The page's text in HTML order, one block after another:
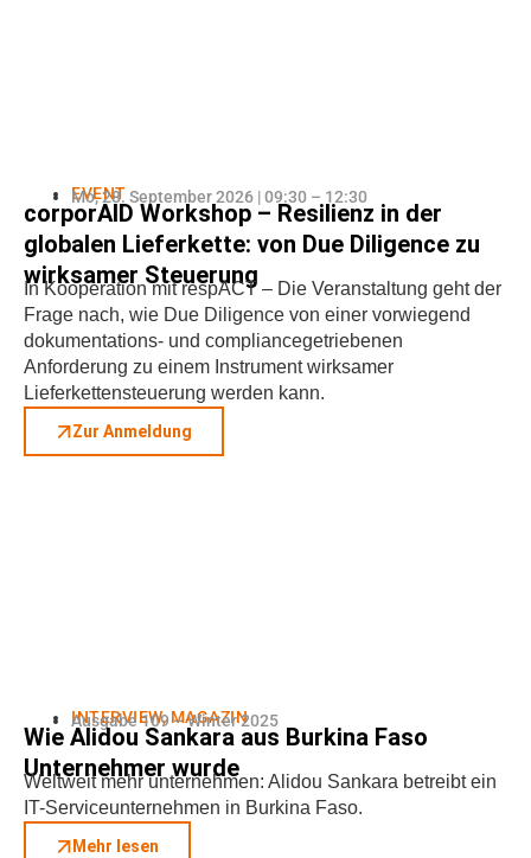
EVENT
Mo, 28. September 2026 | 09:30 – 12:30
corporAID Workshop – Resilienz in der
globalen Lieferkette: von Due Diligence zu
wirksamer Steuerung
In Kooperation mit respACT – Die Veranstaltung geht der
Frage nach, wie Due Diligence von einer vorwiegend
dokumentations- und compliancegetriebenen
Anforderung zu einem Instrument wirksamer
Lieferkettensteuerung werden kann.
Zur Anmeldung
INTERVIEW,MAGAZIN
Ausgabe 109 – Winter 2025
Wie Alidou Sankara aus Burkina Faso
Unternehmer wurde
Weltweit mehr unternehmen: Alidou Sankara betreibt ein
IT-Serviceunternehmen in Burkina Faso.
Mehr lesen